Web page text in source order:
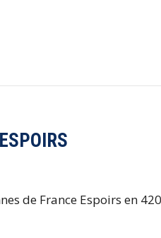
de France Espoirs en